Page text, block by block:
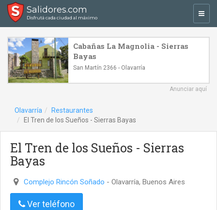
Salidores.com
Disfrutá cada ciudad al máximo
Cabañas La Magnolia - Sierras
Bayas
San Martín 2366 - Olavarría
Anunciar aquí
Olavarría
Restaurantes
El Tren de los Sueños - Sierras Bayas
El Tren de los Sueños - Sierras
Bayas
Complejo Rincón Soñado - Olavarría, Buenos Aires
Ver teléfono